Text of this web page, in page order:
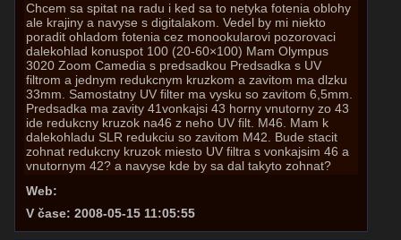
Chcem sa spitat na radu i ked sa to netyka fotenia oblohy
ale krajiny a navyse s digitalakom. Vedel by mi niekto
poradit ohladom fotenia cez monookularovi pozorovaci
dalekohlad konuspot 100 (20-60×100) Mam Olympus
3020 Zoom Camedia s predsadkou Predsadka s UV
filtrom a jednym redukcnym kruzkom a zavitom ma dlzku
33mm. Samostatny UV filter ma vysku so zavitom 6,5mm.
Predsadka ma zavity 41vonkajsi 43 horny vnutorny zo 43
ide redukcny kruzok na46 z neho UV filt. M46. Mam k
dalekohladu SLR redukciu so zavitom M42. Bude stacit
zohnat redukcny kruzok miesto UV filtra s vonkajsim 46 a
vnutornym 42? a navyse kde by sa dal takyto zohnat?
Web:
V čase: 2008-05-15 11:05:55